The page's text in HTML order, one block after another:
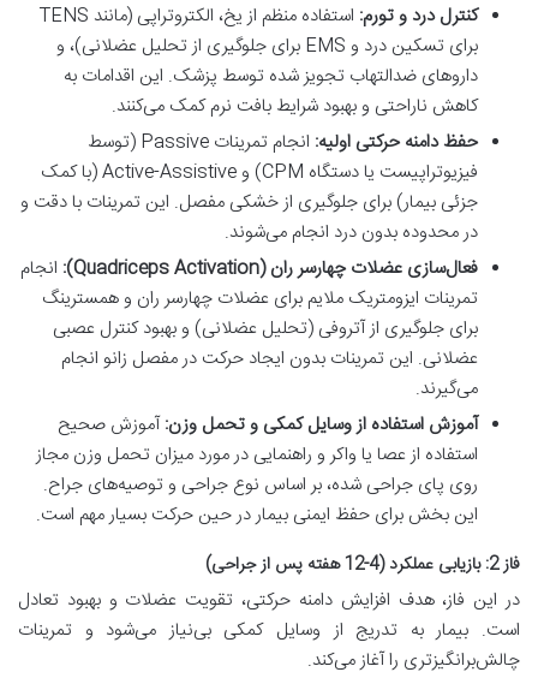
کنترل درد و تورم:
استفاده منظم از یخ، الکتروتراپی (مانند TENS
برای تسکین درد و EMS برای جلوگیری از تحلیل عضلانی)، و
داروهای ضدالتهاب تجویز شده توسط پزشک. این اقدامات به
کاهش ناراحتی و بهبود شرایط بافت نرم کمک می‌کنند.
حفظ دامنه حرکتی اولیه:
انجام تمرینات Passive (توسط
فیزیوتراپیست یا دستگاه CPM) و Active-Assistive (با کمک
جزئی بیمار) برای جلوگیری از خشکی مفصل. این تمرینات با دقت و
در محدوده بدون درد انجام می‌شوند.
فعال‌سازی عضلات چهارسر ران (Quadriceps Activation):
انجام
تمرینات ایزومتریک ملایم برای عضلات چهارسر ران و همسترینگ
برای جلوگیری از آتروفی (تحلیل عضلانی) و بهبود کنترل عصبی
عضلانی. این تمرینات بدون ایجاد حرکت در مفصل زانو انجام
می‌گیرند.
آموزش استفاده از وسایل کمکی و تحمل وزن:آموزش صحیح
استفاده از عصا یا واکر و راهنمایی در مورد میزان تحمل وزن مجاز
روی پای جراحی شده، بر اساس نوع جراحی و توصیه‌های جراح.
این بخش برای حفظ ایمنی بیمار در حین حرکت بسیار مهم است.
فاز 2: بازیابی عملکرد (4-12 هفته پس از جراحی)
در این فاز، هدف افزایش دامنه حرکتی، تقویت عضلات و بهبود تعادل
است. بیمار به تدریج از وسایل کمکی بی‌نیاز می‌شود و تمرینات
چالش‌برانگیزتری را آغاز می‌کند.